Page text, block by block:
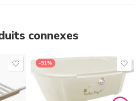
connexes
-51%